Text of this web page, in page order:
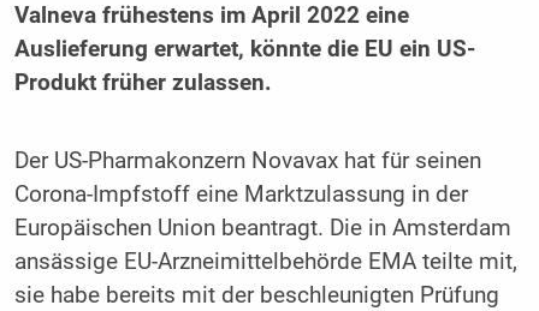
Valneva frühestens im April 2022 eine
Auslieferung erwartet, könnte die EU ein US-
Produkt früher zulassen.
Der US-Pharmakonzern Novavax hat für seinen
Corona-Impfstoff eine Marktzulassung in der
Europäischen Union beantragt. Die in Amsterdam
ansässige EU-Arzneimittelbehörde EMA teilte mit,
sie habe bereits mit der beschleunigten Prüfung